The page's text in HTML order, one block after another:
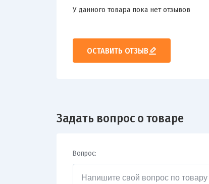
У данного товара пока нет отзывов
ОСТАВИТЬ ОТЗЫВ
Задать вопрос о товаре
Вопрос: